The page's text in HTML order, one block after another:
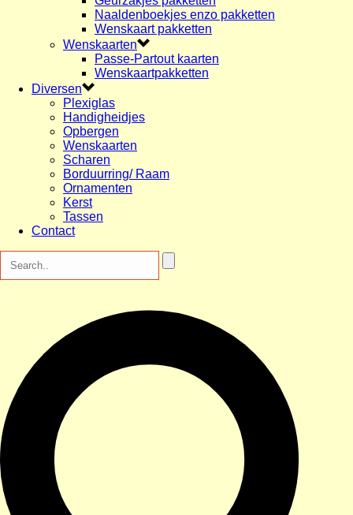
Naaldenboekjes enzo pakketten
Wenskaart pakketten
Wenskaarten
Passe-Partout kaarten
Wenskaartpakketten
Diversen
Plexiglas
Handigheidjes
Opbergen
Wenskaarten
Scharen
Borduurring/ Raam
Ornamenten
Kerst
Tassen
Contact